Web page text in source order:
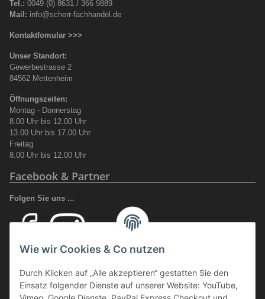
Tel.: 0049 (0) 8631 / 366 9889
Mail: info@scherr-fachhandel.de
Kontaktfomular >>>
Unser Standort:
Gewerbestrasse 2
84562 Mettenheim
Öffnungszeiten:
Montag - Donnerstag
8.00 Uhr bis 12.00 Uhr
13.00 Uhr bis 17.00 Uhr
Freitag
8.00 Uhr bis 12.00 Uhr
Facebook & Partner
Folgen Sie uns ...
und Arbeitsschutz.
Wir führen eine große Auswahl an qualitativ hochwertigen Arbeits- und
Wie wir Cookies & Co nutzen
Durch Klicken auf „Alle akzeptieren“ gestatten Sie den
Einsatz folgender Dienste auf unserer Website: YouTube,